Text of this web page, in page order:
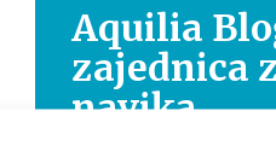
Aquilia
zajednica
navika